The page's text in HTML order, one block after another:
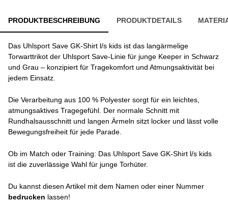
PRODUKTBESCHREIBUNG PRODUKTDETAILS
Das Uhlsport Save GK-Shirt l/s kids ist das langärmelige
Torwarttrikot der Uhlsport Save-Linie für junge Keeper in Schwarz
und Grau – konzipiert für Tragekomfort und Atmungsaktivität bei
jedem Einsatz.
Die Verarbeitung aus 100 % Polyester sorgt für ein leichtes,
atmungsaktives Tragegefühl. Der normale Schnitt mit
Rundhalsausschnitt und langen Ärmeln sitzt locker und lässt volle
Bewegungsfreiheit für jede Parade.
Ob im Match oder Training: Das Uhlsport Save GK-Shirt l/s kids
ist die zuverlässige Wahl für junge Torhüter.
Du kannst diesen Artikel mit dem Namen oder einer Nummer
bedrucken lassen!